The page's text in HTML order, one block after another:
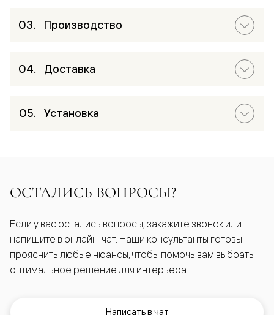
Производство
Доставка
Установка
ОСТАЛИСЬ ВОПРОСЫ?
Если у вас остались вопросы, закажите звонок или
напишите в онлайн-чат. Наши консультанты готовы
прояснить любые нюансы, чтобы помочь вам выбрать
оптимальное решение для интерьера.
Написать в чат